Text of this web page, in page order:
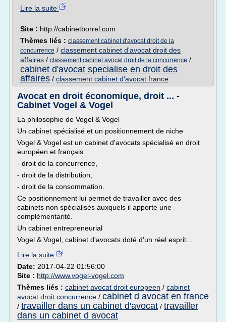
Lire la suite
Site : http://cabinetborrel.com
Thèmes liés : classement cabinet d'avocat droit de la
concurrence / classement cabinet d'avocat droit des
affaires / classement cabinet avocat droit de la concurrence /
cabinet d'avocat specialise en droit des
affaires / classement cabinet d'avocat france
Avocat en droit économique, droit ... -
Cabinet Vogel & Vogel
La philosophie de Vogel & Vogel
Un cabinet spécialisé et un positionnement de niche
Vogel & Vogel est un cabinet d'avocats spécialisé en droit
européen et français :
- droit de la concurrence,
- droit de la distribution,
- droit de la consommation.
Ce positionnement lui permet de travailler avec des
cabinets non spécialisés auxquels il apporte une
complémentarité.
Un cabinet entrepreneurial
Vogel & Vogel, cabinet d'avocats doté d'un réel esprit...
Lire la suite
Date: 2017-04-22 01:56:00
Site : http://www.vogel-vogel.com
Thèmes liés : cabinet avocat droit europeen / cabinet
avocat droit concurrence / cabinet d avocat en france
/ travailler dans un cabinet d'avocat / travailler
dans un cabinet d avocat